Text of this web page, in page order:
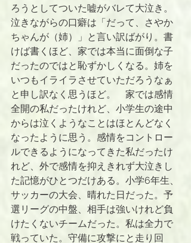
ろうとしてついた嘘がバレて大泣き。
泣きながらの口癖は「だって、さやか
ちゃんが（姉）」と言い訳ばがり。書
けば書くほど、家では本当に面倒な子
だったのではと恥ずかしくなる。姉を
いつもイライラさせていただろうなぁ
と申し訳なく思うほど。　家では感情
全開の私だったけれど、小学生の途中
からは泣くようなことはほとんどなく
なったように思う。感情をコントロー
ルできるようになってきた私だったけ
れど、外で感情を抑えきれず大泣きし
た記憶がひとつだけある。小学6年生、
サッカーの大会、晴れた日だった。予
選リーグの中盤、相手は強いけれど負
けたくないチームだった。私は全力で
戦っていた。守備に攻撃にと走り回